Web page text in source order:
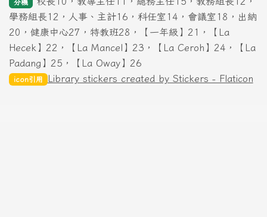
分機
學務組長12，人事、主計16，科任室14，會議室18，出納
20，健康中心27，特教班28，【一年級】21，【La
Hecek】22，【La Mancel】23，【La Ceroh】24，【La
Padang】25，【La Oway】26
icon引用 Library stickers created by Stickers - Flaticon